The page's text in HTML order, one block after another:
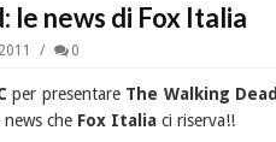
le news di Fox Italia
0
per presentare The Walking Dead
che Fox Italiaci riserva!!